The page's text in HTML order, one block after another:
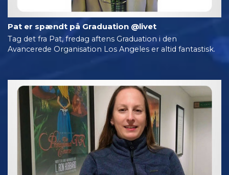
Pat er spændt på Graduation @livet
Tag det fra Pat, fredag aftens Graduation i den
Avancerede Organisation Los Angeles er altid fantastisk.